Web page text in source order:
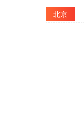
北京